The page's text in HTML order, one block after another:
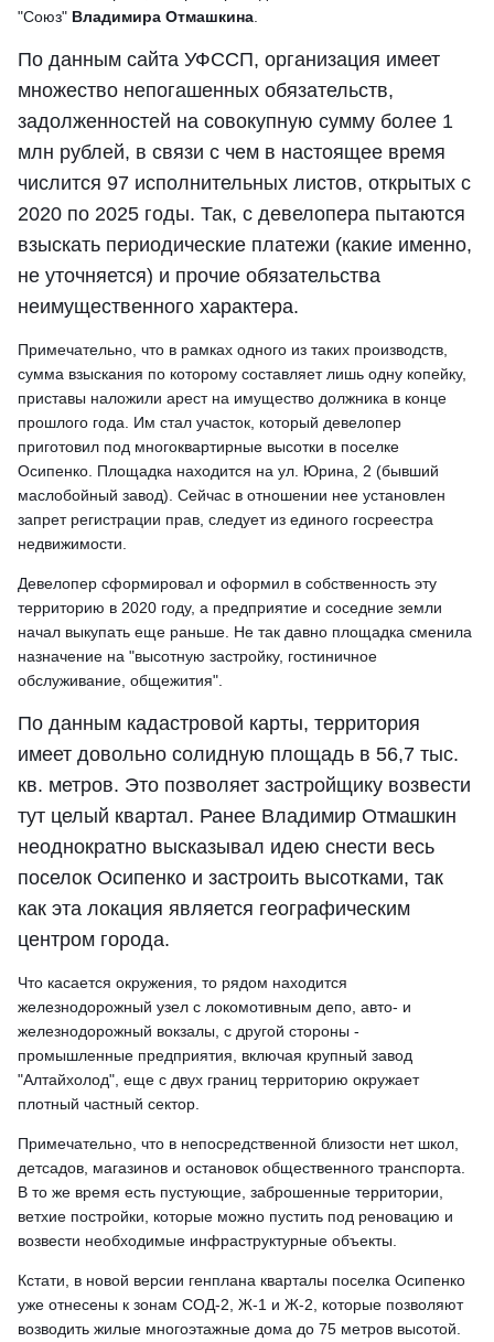
"Союз" Владимира Отмашкина
По данным сайта УФССП, организация имеет
множество непогашенных обязательств,
задолженностей на совокупную сумму более 1
млн рублей, в связи с чем в настоящее время
числится 97 исполнительных листов, открытых с
2020 по 2025 годы. Так, с девелопера пытаются
взыскать периодические платежи (какие именно,
не уточняется) и прочие обязательства
неимущественного характера.
Примечательно, что в рамках одного из таких производств,
сумма взыскания по которому составляет лишь одну копейку,
приставы наложили арест на имущество должника в конце
прошлого года. Им стал участок, который девелопер
приготовил под многоквартирные высотки в поселке
Осипенко. Площадка находится на ул. Юрина, 2 (бывший
маслобойный завод). Сейчас в отношении нее установлен
запрет регистрации прав, следует из единого госреестра
недвижимости.
Девелопер сформировал и оформил в собственность эту
территорию в 2020 году, а предприятие и соседние земли
начал выкупать еще раньше. Не так давно площадка сменила
назначение на "высотную застройку, гостиничное
обслуживание, общежития".
По данным кадастровой карты, территория
имеет довольно солидную площадь в 56,7 тыс.
кв. метров. Это позволяет застройщику возвести
тут целый квартал. Ранее Владимир Отмашкин
неоднократно высказывал идею снести весь
поселок Осипенко и застроить высотками, так
как эта локация является географическим
центром города.
Что касается окружения, то рядом находится
железнодорожный узел с локомотивным депо, авто- и
железнодорожный вокзалы, с другой стороны -
промышленные предприятия, включая крупный завод
"Алтайхолод", еще с двух границ территорию окружает
плотный частный сектор.
Примечательно, что в непосредственной близости нет школ,
детсадов, магазинов и остановок общественного транспорта.
В то же время есть пустующие, заброшенные территории,
ветхие постройки, которые можно пустить под реновацию и
возвести необходимые инфраструктурные объекты.
Кстати, в новой версии генплана кварталы поселка Осипенко
уже отнесены к зонам СОД-2, Ж-1 и Ж-2, которые позволяют
возводить жилые многоэтажные дома до 75 метров высотой.